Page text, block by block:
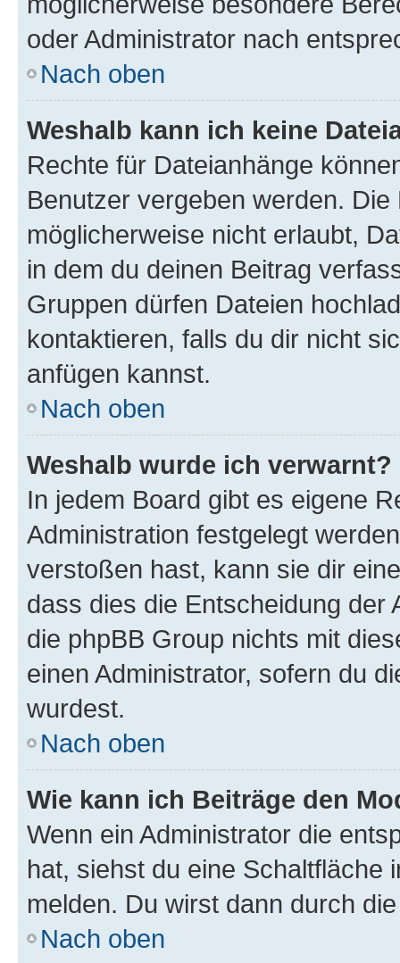
oder Administrator nach
Nach oben
Weshalb kann ich keine
Rechte für Dateianhänge
Benutzer vergeben werden.
möglicherweise nicht erlaubt,
in dem du deinen Beitrag
Gruppen dürfen Dateien
kontaktieren, falls du dir nicht
anfügen kannst.
Nach oben
Weshalb wurde ich verwarnt?
In jedem Board gibt es eigene
Administration festgelegt
verstoßen hast, kann sie dir
dass dies die Entscheidung der
die phpBB Group nichts mit
einen Administrator, sofern du
wurdest.
Nach oben
Wie kann ich Beiträge den
Wenn ein Administrator die
hat, siehst du eine Schaltfläche
melden. Du wirst dann durch
Nach oben